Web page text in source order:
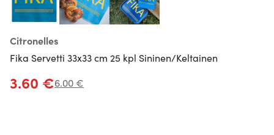
Citronelles
Fika Servetti 33x33 cm 25 kpl Sininen/Keltainen
3.60 €6.00 €